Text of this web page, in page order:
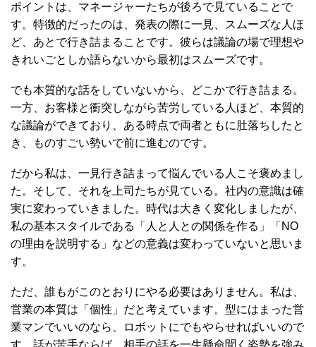
ポイントは、マネージャーたちが後ろで見ていることで
す。特徴的だったのは、発表の際に一見、スムーズな人ほ
ど、あとで行き詰まることです。彼らは議論の場で理想や
きれいごとしか語らないから最初はスムーズです。
でも本質的な話をしていないから、どこかで行き詰まる。
一方、お客様と衝突しながら苦労している人ほど、本質的
な議論ができており、ある時点で両者ともに肚落ちしたと
き、ものすごい勢いで前に進むのです。
だから私は、一見行き詰まって悩んでいる人こそ褒めまし
た。そして、それを上司たちが見ている。社内の意識は確
実に変わっていきました。時代は大きく変化しましたが、
私の基本スタイルである「人と人との関係を作る」「NO
の理由を説明する」などの意義は変わっていないと思いま
す。
ただ、誰もがこのとおりにやる必要はありません。私は、
営業の本質は「個性」だと考えています。型にはまった営
業マンでいいのなら、ロボットにでもやらせればいいので
す。話が苦手ならば、相手の話を一生懸命聞く姿勢を強み